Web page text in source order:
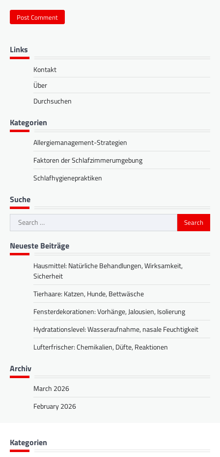
Links
Kontakt
Über
Durchsuchen
Kategorien
Allergiemanagement-Strategien
Faktoren der Schlafzimmerumgebung
Schlafhygienepraktiken
Suche
Search
for:
Neueste Beiträge
Hausmittel: Natürliche Behandlungen, Wirksamkeit,
Sicherheit
Tierhaare: Katzen, Hunde, Bettwäsche
Fensterdekorationen: Vorhänge, Jalousien, Isolierung
Hydratationslevel: Wasseraufnahme, nasale Feuchtigkeit
Lufterfrischer: Chemikalien, Düfte, Reaktionen
Archiv
March 2026
February 2026
Kategorien